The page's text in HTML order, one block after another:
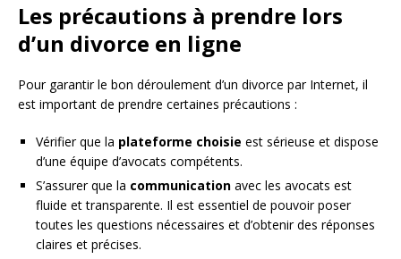
Les précautions à prendre lors
d’un divorce en ligne
Pour garantir le bon déroulement d’un divorce par Internet, il
est important de prendre certaines précautions :
Vérifier que la plateforme choisie est sérieuse et dispose
d’une équipe d’avocats compétents.
S’assurer que la communication avec les avocats est
fluide et transparente. Il est essentiel de pouvoir poser
toutes les questions nécessaires et d’obtenir des réponses
claires et précises.